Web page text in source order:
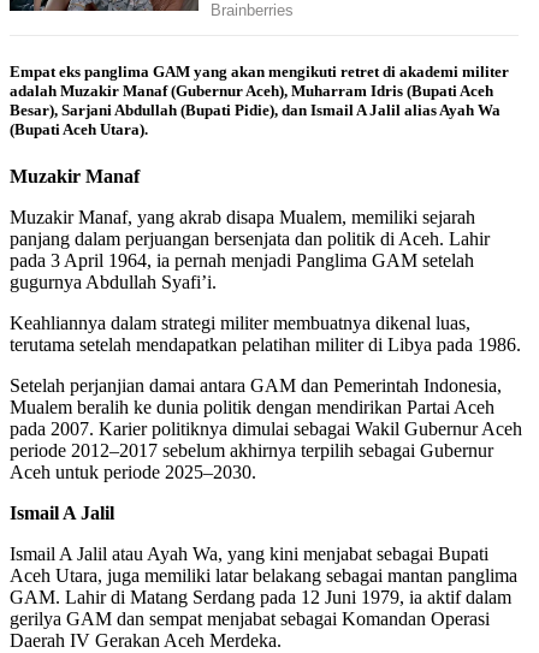
Empat eks panglima GAM yang akan mengikuti retret di akademi militer
adalah Muzakir Manaf (Gubernur Aceh), Muharram Idris (Bupati Aceh
Besar), Sarjani Abdullah (Bupati Pidie), dan Ismail A Jalil alias Ayah Wa
(Bupati Aceh Utara).
Muzakir Manaf
Muzakir Manaf, yang akrab disapa Mualem, memiliki sejarah
panjang dalam perjuangan bersenjata dan politik di Aceh. Lahir
pada 3 April 1964, ia pernah menjadi Panglima GAM setelah
gugurnya Abdullah Syafi’i.
Keahliannya dalam strategi militer membuatnya dikenal luas,
terutama setelah mendapatkan pelatihan militer di Libya pada 1986.
Setelah perjanjian damai antara GAM dan Pemerintah Indonesia,
Mualem beralih ke dunia politik dengan mendirikan Partai Aceh
pada 2007. Karier politiknya dimulai sebagai Wakil Gubernur Aceh
periode 2012–2017 sebelum akhirnya terpilih sebagai Gubernur
Aceh untuk periode 2025–2030.
Ismail A Jalil
Ismail A Jalil atau Ayah Wa, yang kini menjabat sebagai Bupati
Aceh Utara, juga memiliki latar belakang sebagai mantan panglima
GAM. Lahir di Matang Serdang pada 12 Juni 1979, ia aktif dalam
gerilya GAM dan sempat menjabat sebagai Komandan Operasi
Daerah IV Gerakan Aceh Merdeka.